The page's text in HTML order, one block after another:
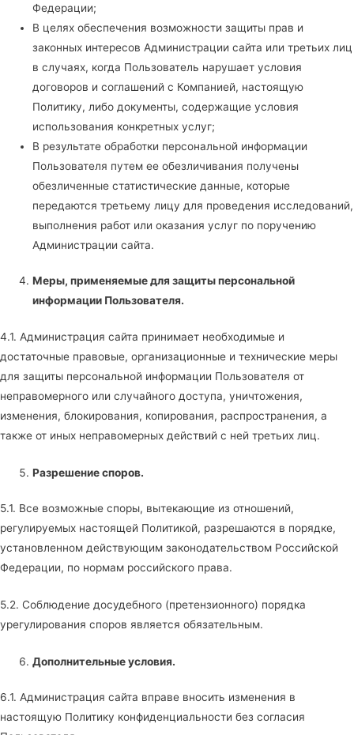
Федерации;
В целях обеспечения возможности защиты прав и
законных интересов Администрации сайта или третьих лиц
в случаях, когда Пользователь нарушает условия
договоров и соглашений с Компанией, настоящую
Политику, либо документы, содержащие условия
использования конкретных услуг;
В результате обработки персональной информации
Пользователя путем ее обезличивания получены
обезличенные статистические данные, которые
передаются третьему лицу для проведения исследований,
выполнения работ или оказания услуг по поручению
Администрации сайта.
Меры, применяемые для защиты персональной
информации Пользователя.
4.1. Администрация сайта принимает необходимые и
достаточные правовые, организационные и технические меры
для защиты персональной информации Пользователя от
неправомерного или случайного доступа, уничтожения,
изменения, блокирования, копирования, распространения, а
также от иных неправомерных действий с ней третьих лиц.
Разрешение споров.
5.1. Все возможные споры, вытекающие из отношений,
регулируемых настоящей Политикой, разрешаются в порядке,
установленном действующим законодательством Российской
Федерации, по нормам российского права.
5.2. Соблюдение досудебного (претензионного) порядка
урегулирования споров является обязательным.
Дополнительные условия.
6.1. Администрация сайта вправе вносить изменения в
настоящую Политику конфиденциальности без согласия